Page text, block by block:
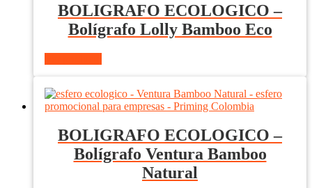
BOLIGRAFO ECOLOGICO –
Bolígrafo Lolly Bamboo Eco
BOLIGRAFO ECOLOGICO –
Bolígrafo Ventura Bamboo
Natural